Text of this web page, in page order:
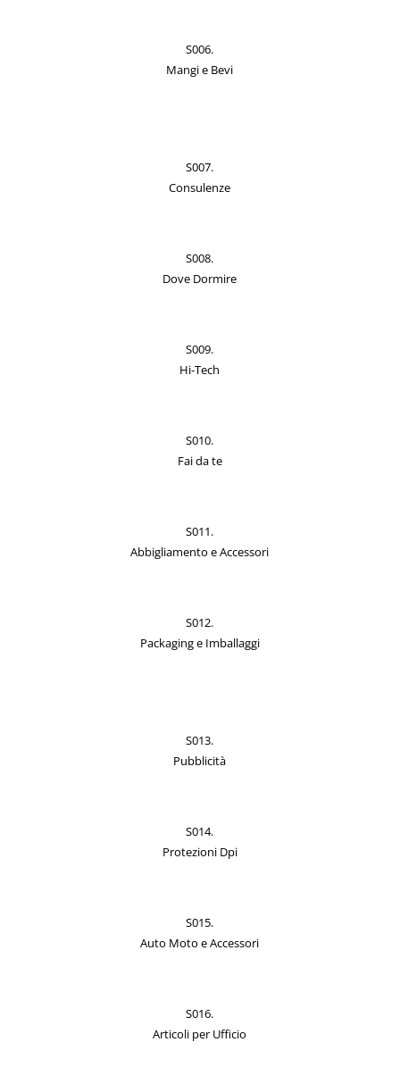
S006.
Mangi e Bevi
S007.
Consulenze
S008.
Dove Dormire
S009.
Hi-Tech
S010.
Fai da te
S011.
Abbigliamento e Accessori
S012.
Packaging e Imballaggi
S013.
Pubblicità
S014.
Protezioni Dpi
S015.
Auto Moto e Accessori
S016.
Articoli per Ufficio